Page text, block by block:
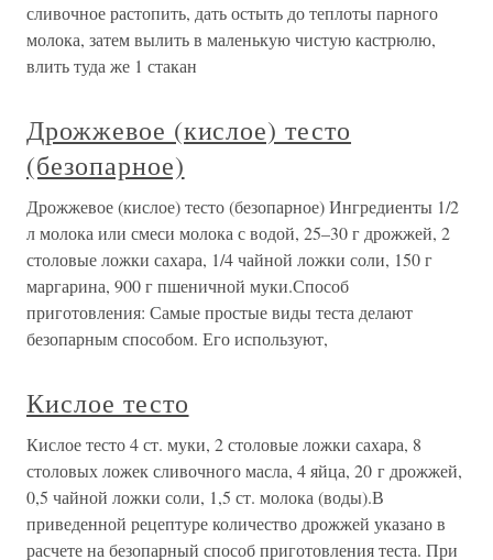
сливочное растопить, дать остыть до теплоты парного
молока, затем вылить в маленькую чистую кастрюлю,
влить туда же 1 стакан
Дрожжевое (кислое) тесто
(безопарное)
Дрожжевое (кислое) тесто (безопарное) Ингредиенты 1/2
л молока или смеси молока с водой, 25–30 г дрожжей, 2
столовые ложки сахара, 1/4 чайной ложки соли, 150 г
маргарина, 900 г пшеничной муки.Способ
приготовления: Самые простые виды теста делают
безопарным способом. Его используют,
Кислое тесто
Кислое тесто 4 ст. муки, 2 столовые ложки сахара, 8
столовых ложек сливочного масла, 4 яйца, 20 г дрожжей,
0,5 чайной ложки соли, 1,5 ст. молока (воды).В
приведенной рецептуре количество дрожжей указано в
расчете на безопарный способ приготовления теста. При